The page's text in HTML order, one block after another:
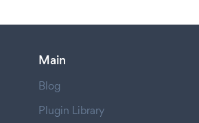
Main
Blog
Plugin Library